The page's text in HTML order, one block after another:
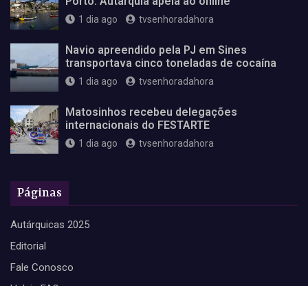
1 dia ago tvsenhoradahora
Navio apreendido pela PJ em Sines
transportava cinco toneladas de cocaína
1 dia ago tvsenhoradahora
Matosinhos recebeu delegações
internacionais do FESTARTE
1 dia ago tvsenhoradahora
Páginas
Autárquicas 2025
Editorial
Fale Conosco